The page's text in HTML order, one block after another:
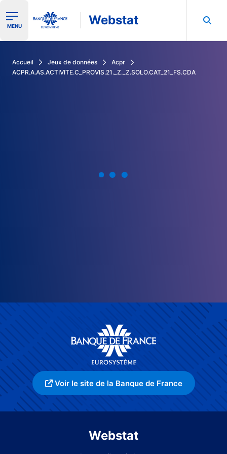
Ouvrir le menu de navigation
MENU Webstat
Accueil Jeux de données
Acpr
ACPR.A.AS.ACTIVITE.C_PROVIS.21._Z._Z.SOLO.CAT_21_FS.CDA
Voir le site de la Banque de France
Webstat